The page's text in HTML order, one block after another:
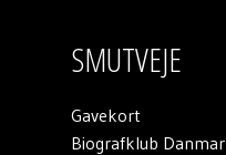
SMUTVEJE
Gavekort
Biografklub